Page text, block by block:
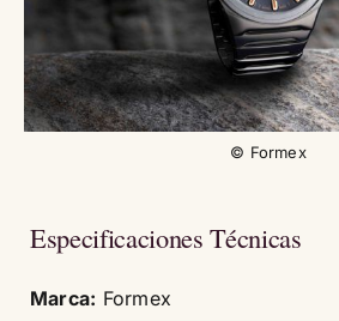
© Formex
Especificaciones Técnicas
Marca: Formex